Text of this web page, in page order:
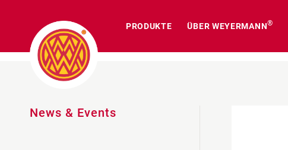
PRODUKTE ÜBER WEYERMANN®
News & Events